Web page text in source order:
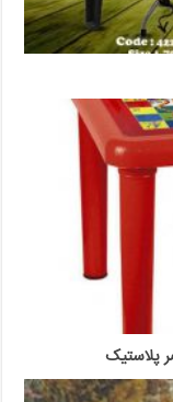
پلاستیک